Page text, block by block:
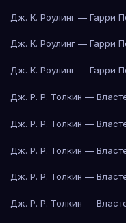
Дж. К. Роулинг — Гарри
Дж. К. Роулинг — Гарри
Дж. К. Роулинг — Гарри
Дж. Р. Р. Толкин —
Дж. Р. Р. Толкин —
Дж. Р. Р. Толкин —
Дж. Р. Р. Толкин —
Дж. Р. Р. Толкин —